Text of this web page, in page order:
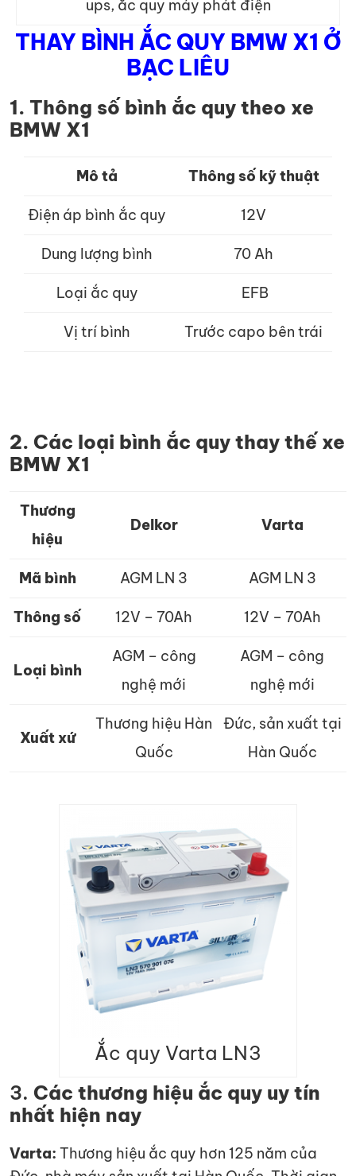
ups, ắc quy máy phát điện
THAY BÌNH ẮC QUY BMW X1 Ở
BẠC LIÊU
1. Thông số bình ắc quy theo xe
BMW X1
Mô tả Thông số kỹ thuật
Điện áp bình ắc quy 12V
Dung lượng bình 70 Ah
Loại ắc quy EFB
Vị trí bình Trước capo bên trái
2. Các loại bình ắc quy thay thế xe
BMW X1
Thương
hiệu
Delkor Varta
Mã bình AGM LN 3 AGM LN 3
Thông số 12V – 70Ah 12V – 70Ah
Loại bình
AGM – công
nghệ mới
AGM – công
nghệ mới
Xuất xứ
Thương hiệu Hàn
Quốc
Đức, sản xuất tại
Hàn Quốc
Ắc quy Varta LN3
3. Các thương hiệu ắc quy uy tín
nhất hiện nay
Varta: Thương hiệu ắc quy hơn 125 năm của